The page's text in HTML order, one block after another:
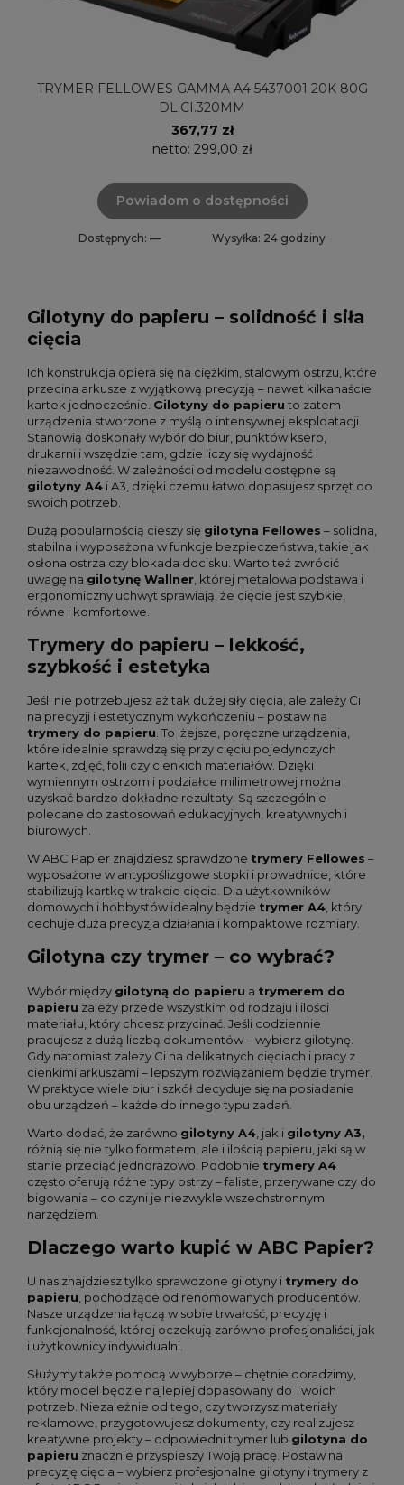
TRYMER FELLOWES GAMMA A4 5437001 20K 80G
DL.CI.320MM
367,77 zł
netto: 299,00 zł
Powiadom o dostępności
Dostępnych: — Wysyłka: 24 godziny
Gilotyny do papieru – solidność i siła
cięcia
Ich konstrukcja opiera się na ciężkim, stalowym ostrzu, które
przecina arkusze z wyjątkową precyzją – nawet kilkanaście
kartek jednocześnie. Gilotyny do papieru to zatem
urządzenia stworzone z myślą o intensywnej eksploatacji.
Stanowią doskonały wybór do biur, punktów ksero,
drukarni i wszędzie tam, gdzie liczy się wydajność i
niezawodność. W zależności od modelu dostępne są
gilotyny A4 i A3, dzięki czemu łatwo dopasujesz sprzęt do
swoich potrzeb.
Dużą popularnością cieszy się gilotyna Fellowes – solidna,
stabilna i wyposażona w funkcje bezpieczeństwa, takie jak
osłona ostrza czy blokada docisku. Warto też zwrócić
uwagę na gilotynę Wallner , której metalowa podstawa i
ergonomiczny uchwyt sprawiają, że cięcie jest szybkie,
równe i komfortowe.
Trymery do papieru – lekkość,
szybkość i estetyka
Jeśli nie potrzebujesz aż tak dużej siły cięcia, ale zależy Ci
na precyzji i estetycznym wykończeniu – postaw na
trymery do papieru . To lżejsze, poręczne urządzenia,
które idealnie sprawdzą się przy cięciu pojedynczych
kartek, zdjęć, folii czy cienkich materiałów. Dzięki
wymiennym ostrzom i podziałce milimetrowej można
uzyskać bardzo dokładne rezultaty. Są szczególnie
polecane do zastosowań edukacyjnych, kreatywnych i
biurowych.
W ABC Papier znajdziesz sprawdzone trymery Fellowes –
wyposażone w antypoślizgowe stopki i prowadnice, które
stabilizują kartkę w trakcie cięcia. Dla użytkowników
domowych i hobbystów idealny będzie trymer A4 , który
cechuje duża precyzja działania i kompaktowe rozmiary.
Gilotyna czy trymer – co wybrać?
Wybór między gilotyną do papieru a trymerem do
papieru zależy przede wszystkim od rodzaju i ilości
materiału, który chcesz przycinać. Jeśli codziennie
pracujesz z dużą liczbą dokumentów – wybierz gilotynę.
Gdy natomiast zależy Ci na delikatnych cięciach i pracy z
cienkimi arkuszami – lepszym rozwiązaniem będzie trymer.
W praktyce wiele biur i szkół decyduje się na posiadanie
obu urządzeń – każde do innego typu zadań.
Warto dodać, że zarówno gilotyny A4 , jak i gilotyny A3,
różnią się nie tylko formatem, ale i ilością papieru, jaki są w
stanie przeciąć jednorazowo. Podobnie trymery A4
często oferują różne typy ostrzy – faliste, przerywane czy do
bigowania – co czyni je niezwykle wszechstronnym
narzędziem.
Dlaczego warto kupić w ABC Papier?
U nas znajdziesz tylko sprawdzone gilotyny i trymery do
papieru , pochodzące od renomowanych producentów.
Nasze urządzenia łączą w sobie trwałość, precyzję i
funkcjonalność, której oczekują zarówno profesjonaliści, jak
i użytkownicy indywidualni.
Służymy także pomocą w wyborze – chętnie doradzimy,
który model będzie najlepiej dopasowany do Twoich
potrzeb. Niezależnie od tego, czy tworzysz materiały
reklamowe, przygotowujesz dokumenty, czy realizujesz
kreatywne projekty – odpowiedni trymer lub gilotyna do
papieru znacznie przyspieszy Twoją pracę. Postaw na
precyzję cięcia – wybierz profesjonalne gilotyny i trymery z